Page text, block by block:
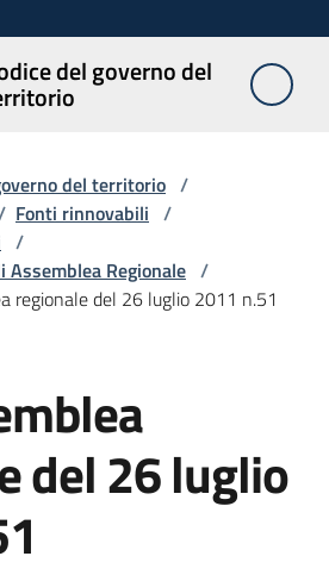
del governo del
del territorio /
Fonti rinnovabili /
/
Assemblea Regionale /
regionale del 26 luglio 2011 n.51
del 26 luglio